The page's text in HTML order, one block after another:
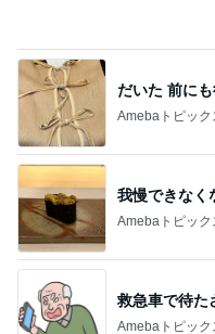
我慢できなく
Amebaトピック
救急車で待た
Amebaトピック
レジェンド松
Amebaトピック